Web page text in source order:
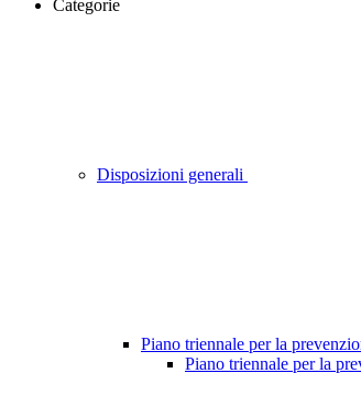
Categorie
Disposizioni generali
Piano triennale per la
Piano triennale per la